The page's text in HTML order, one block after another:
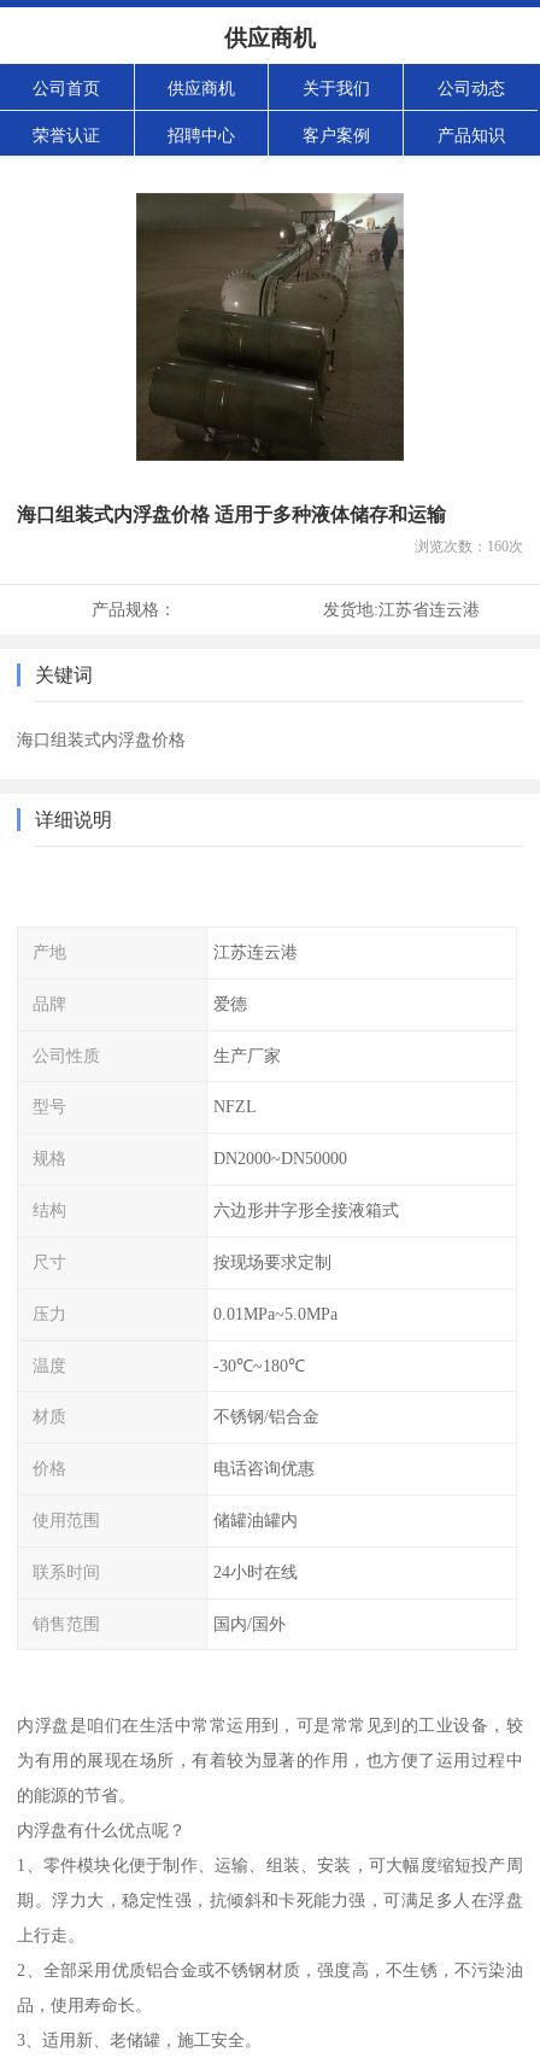
供应商机
公司首页 供应商机 关于我们 公司动态
荣誉认证 招聘中心 客户案例 产品知识
海口组装式内浮盘价格 适用于多种液体储存和运输
浏览次数： 160次
产品规格： 发货地:江苏省连云港
关键词
海口组装式内浮盘价格
详细说明
产地 江苏连云港
品牌 爱德
公司性质 生产厂家
型号 NFZL
规格 DN2000~DN50000
结构 六边形井字形全接液箱式
尺寸 按现场要求定制
压力 0.01MPa~5.0MPa
温度 -30℃~180℃
材质 不锈钢/铝合金
价格 电话咨询优惠
使用范围 储罐油罐内
联系时间 24小时在线
销售范围 国内/国外
内浮盘是咱们在生活中常常运用到，可是常常见到的工业设备，较
为有用的展现在场所，有着较为显著的作用，也方便了运用过程中
的能源的节省。
内浮盘有什么优点呢？
1、零件模块化便于制作、运输、组装、安装，可大幅度缩短投产周
期。浮力大，稳定性强，抗倾斜和卡死能力强，可满足多人在浮盘
上行走。
2、全部采用优质铝合金或不锈钢材质，强度高，不生锈，不污染油
品，使用寿命长。
3、适用新、老储罐，施工安全。